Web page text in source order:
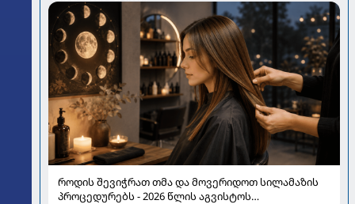
როდის შევიჭრათ თმა და მოვერიდოთ სილამაზის
პროცედურებს - 2026 წლის აგვისტოს